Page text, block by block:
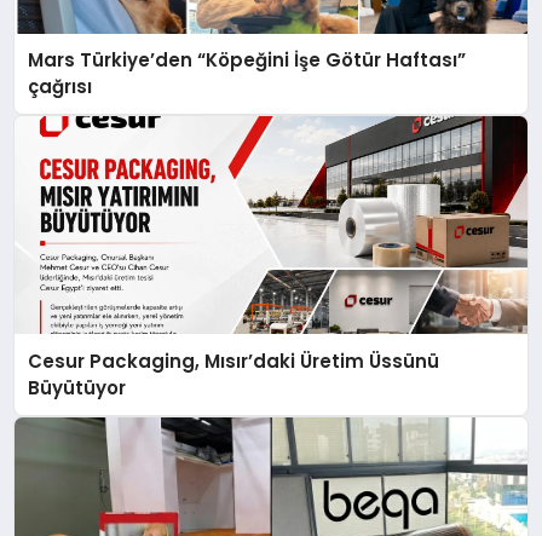
Mars Türkiye’den “Köpeğini İşe Götür Haftası”
çağrısı
Cesur Packaging, Mısır’daki Üretim Üssünü
Büyütüyor